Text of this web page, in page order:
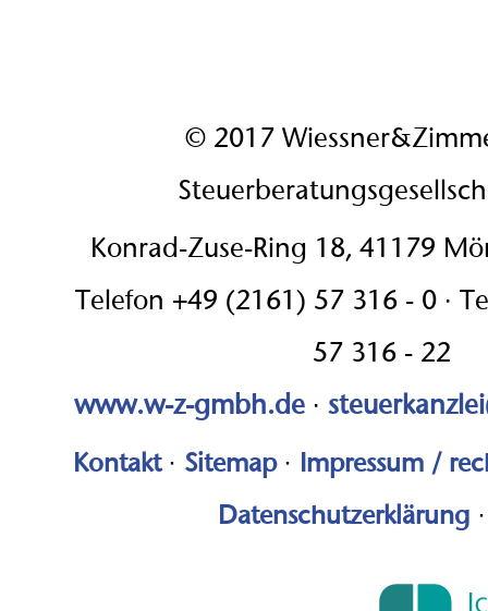
© 2017
Konrad-Zuse-Ring 18, 41179
Telefon +49 (2161) 57 316 - 0 ·
57 316 - 22
www.w-z-gmbh.de·
Kontakt· Sitemap·
Impressum /
Datenschutzerklärung